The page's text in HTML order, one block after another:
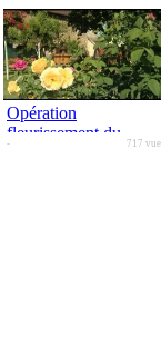
Opération
fleurissement du
- 717